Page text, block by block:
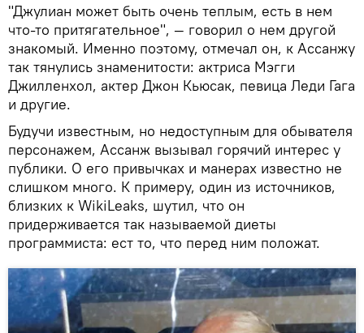
"Джулиан может быть очень теплым, есть в нем
что-то притягательное", — говорил о нем другой
знакомый. Именно поэтому, отмечал он, к Ассанжу
так тянулись знаменитости: актриса Мэгги
Джилленхол, актер Джон Кьюсак, певица Леди Гага
и другие.
Будучи известным, но недоступным для обывателя
персонажем, Ассанж вызывал горячий интерес у
публики. О его привычках и манерах известно не
слишком много. К примеру, один из источников,
близких к WikiLeaks, шутил, что он
придерживается так называемой диеты
программиста: ест то, что перед ним положат.